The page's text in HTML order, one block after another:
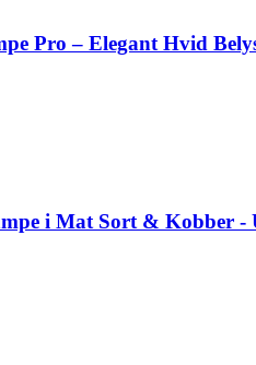
Pro – Elegant Hvid
i Mat Sort & Kobber -